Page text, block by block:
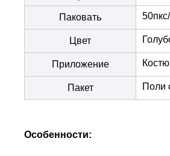
Паковать
Цвет
Приложение
Пакет Поли
Особенности: